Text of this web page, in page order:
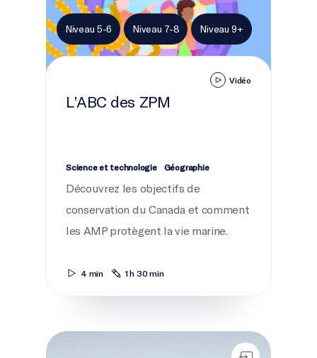
Niveau 5-6 Niveau 7-8 Niveau 9+
Vidéo
L’ABC des ZPM
Science et technologie Géographie
Découvrez les objectifs de
conservation du Canada et comment
les AMP protègent la vie marine.
4 min 1 h 30 min
Vision à deux yeux